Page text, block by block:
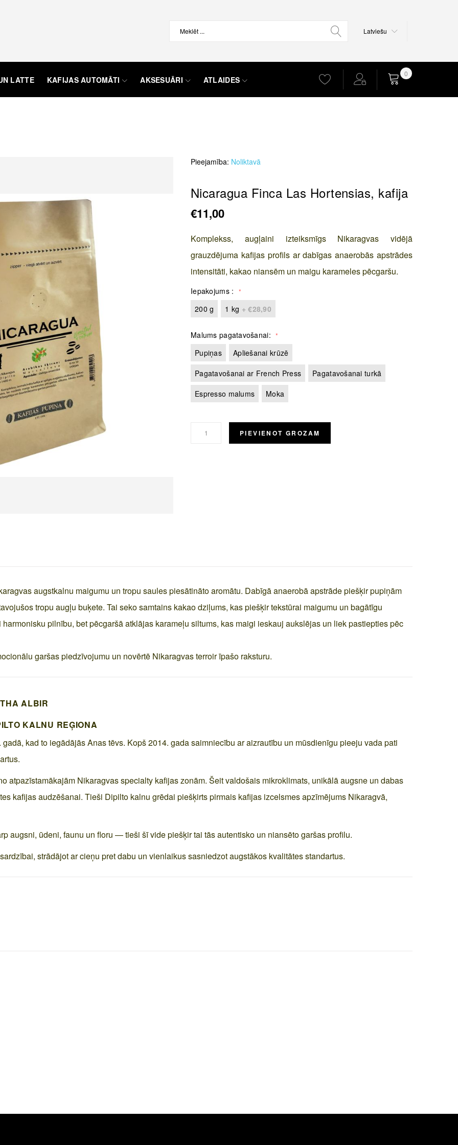
Valoda
Latviešu
LATTE KAFIJAS AUTOMĀTI AKSESUĀRI ATLAIDES
0
Pieejamība: Noliktavā
Nicaragua Finca Las Hortensias, kafija
€11,00
Komplekss, augļaini izteiksmīgs Nikaragvas vidējā
grauzdējuma kafijas profils ar dabīgas anaerobās apstrādes
intensitāti, kakao niansēm un maigu karameles pēcgaršu.
Iepakojums
200 g
1 kg +€28,90
Malums pagatavošanai
Pupiņas
Apliešanai krūzē
Pagatavošanai ar French Press
Pagatavošanai turkā
Espresso malums
Moka
PIEVIENOT GROZAM
augstkalnu maigumu un tropu saules piesātināto aromātu. Dabīgā anaerobā apstrāde piešķir pupiņām
tropu augļu buķete. Tai seko samtains kakao dziļums, kas piešķir tekstūrai maigumu un bagātīgu
pilnību, bet pēcgaršā atklājas karameļu siltums, kas maigi ieskauj aukslējas un liek pastiepties pēc
garšas piedzīvojumu un novērtē Nikaragvas terroir īpašo raksturu.
ALBIR
KALNU REĢIONA
kad to iegādājās Anas tēvs. Kopš 2014. gada saimniecību ar aizrautību un mūsdienīgu pieeju vada pati
Nikaragvas specialty kafijas zonām. Šeit valdošais mikroklimats, unikālā augsne un dabas
kafijas audzēšanai. Tieši Dipilto kalnu grēdai piešķirts pirmais kafijas izcelsmes apzīmējums Nikaragvā,
augsni, ūdeni, faunu un floru — tieši šī vide piešķir tai tās autentisko un niansēto garšas profilu.
strādājot ar cieņu pret dabu un vienlaikus sasniedzot augstākos kvalitātes standartus.